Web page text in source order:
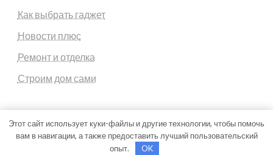
Как выбрать гаджет
Новости плюс
Ремонт и отделка
Строим дом сами
Theme by Silk Themes
Этот сайт использует куки-файлы и другие технологии, чтобы помочь
вам в навигации, а также предоставить лучший пользовательский
опыт.
OK